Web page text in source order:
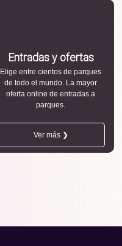
Entradas y ofertas
Elige entre cientos de parques
de todo el mundo. La mayor
oferta online de entradas a
parques.
Ver más ❯